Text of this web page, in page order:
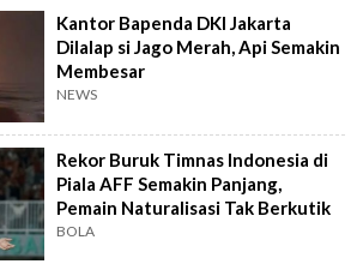
Kantor Bapenda DKI Jakarta
Dilalap si Jago Merah, Api Semakin
Membesar
NEWS
Rekor Buruk Timnas Indonesia di
Piala AFF Semakin Panjang,
Pemain Naturalisasi Tak Berkutik
BOLA